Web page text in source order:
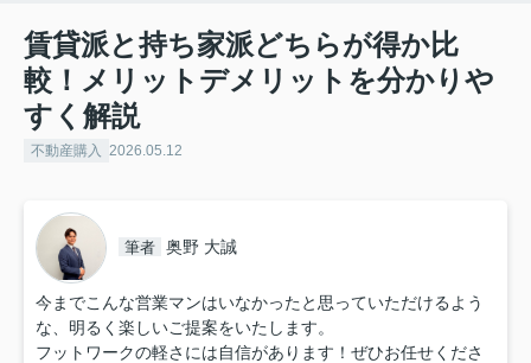
賃貸派と持ち家派どちらが得か比
較！メリットデメリットを分かりや
すく解説
不動産購入 2026.05.12
筆者 奥野 大誠
今までこんな営業マンはいなかったと思っていただけるよう
な、明るく楽しいご提案をいたします。
フットワークの軽さには自信があります！ぜひお任せくださ